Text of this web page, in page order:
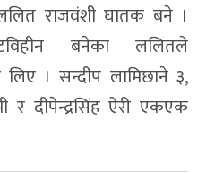
राजवंशी घातक बने ।
बनेका ललितले
। सन्दीप लामिछाने ३,
र दीपेन्द्रसिंह ऐरी एकएक